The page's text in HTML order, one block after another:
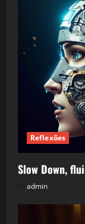
Reflexões
Slow Down,
admin